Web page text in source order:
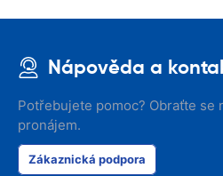
Nápověda a
Potřebujete pomoc? Obraťte se
pronájem.
Zákaznická podpora